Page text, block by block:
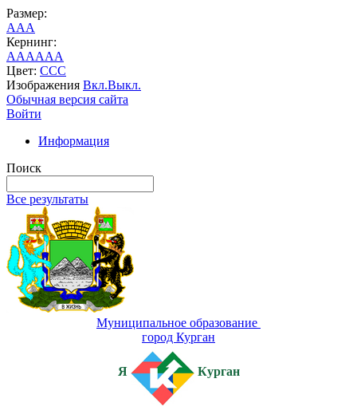
Размер:
AAA
Кернинг:
AAAAAA
Цвет: CCC
Изображения Вкл.Выкл.
Обычная версия сайта
Войти
Информация
Поиск
Все результаты
Муниципальное образование
город Курган
Я Курган